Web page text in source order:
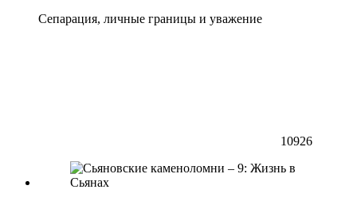
Сепарация, личные границы и уважение
10926